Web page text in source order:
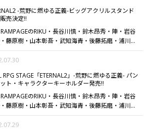
バルにぴったりのラインナップ!! 【発売日】 EXILE
STATION TOKYO/OSAKA/ONLINE STOREにて
土）12:00発売!!ぜひチェックしてください!!
-荒野に燃ゆる正義-ビッグアクリルスタンド
売決定!!
のRIKU・長谷川慎・鈴木昂秀・陣・岩谷
藤原樹・山本彰吾・武知海青・後藤拓磨・浦川翔
が出演する、REAL RPG STAGE「ETERNAL2」-荒
ゆる正義- のビッグアクリルスタンドの受注販売
に、役名の入ったネームプレートと台座付き
の記念にぜひGETしてください♪
EXILE TRIBE STATION ONLINE STORE【受注期
7/30（土）12:00～8/14（日）23:59※製造可能数
次第、受注を終了する可能性がございます。【お
定日】
RPG STAGE「ETERNAL2」-荒野に燃ゆる正義- パン
ト・キャラクターキーホルダー発売!!
のRIKU・長谷川慎・鈴木昂秀・陣・岩谷
藤原樹・山本彰吾・武知海青・後藤拓磨・浦川翔
が出演するREAL RPG STAGE「ETERNAL2」-荒野
る正義- のパンフレット・キャラクターキーホル